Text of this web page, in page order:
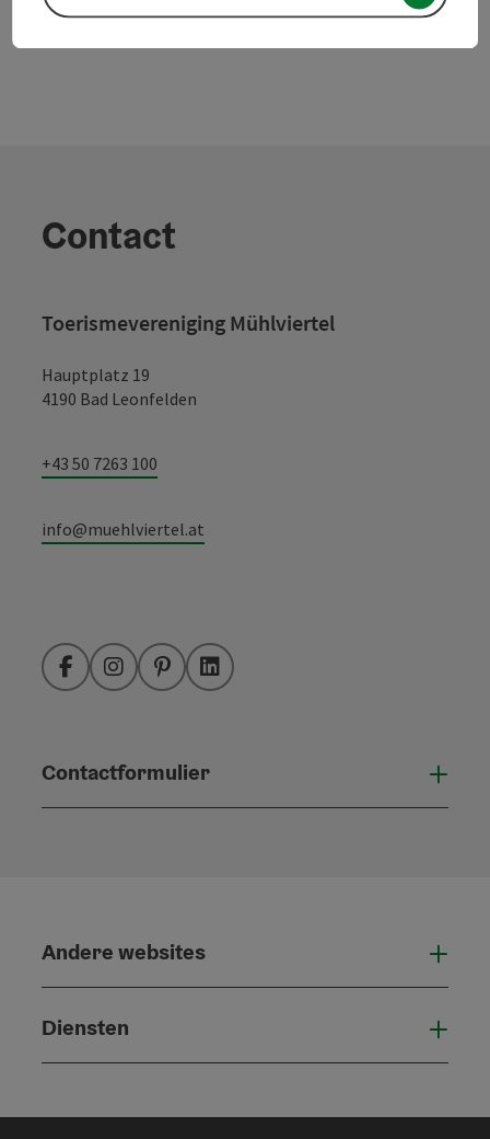
Contact
Toerismevereniging Mühlviertel
Hauptplatz 19
4190 Bad Leonfelden
+43 50 7263 100
info@muehlviertel.at
FacebookInstagramPinterestLinkedIn
Contactformulier
Andere websites
Diensten